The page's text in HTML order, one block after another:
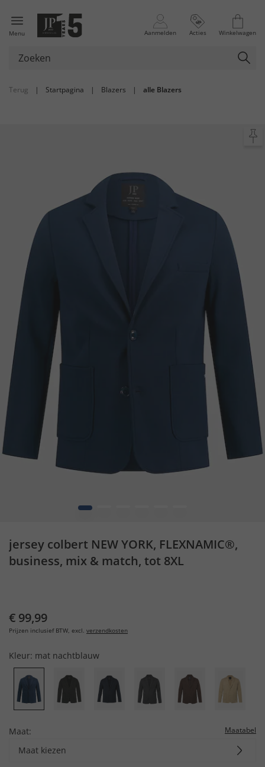
Menu Aanmelden Acties Winkelwagen
Terug | Startpagina | Blazers | alle Blazers
1
jersey colbert NEW YORK, FLEXNAMIC®,
business, mix & match, tot 8XL
€ 99,99
Prijzen inclusief BTW, excl. verzendkosten
Kleur: mat nachtblauw
Maat: Maatabel
Maat kiezen